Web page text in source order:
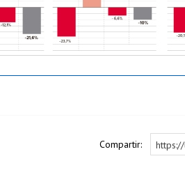
Compartir: